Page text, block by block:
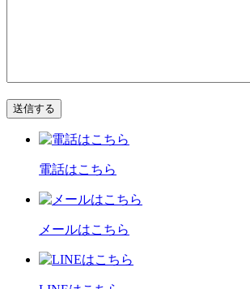
電話はこちら
メールはこちら